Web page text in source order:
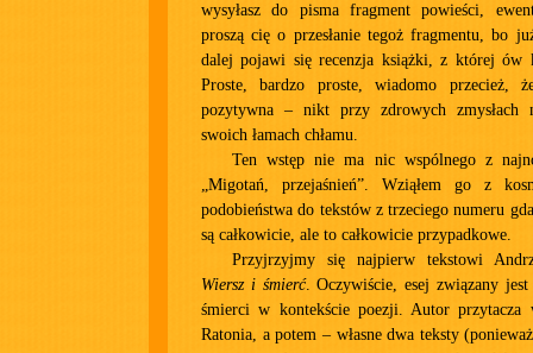
wysyłasz do pisma fragment powieści,
proszą cię o przesłanie tegoż fragmentu, bo
dalej pojawi się recenzja książki, z której ów
Proste, bardzo proste, wiadomo przecież,
pozytywna – nikt przy zdrowych zmysłach
swoich łamach chłamu.
Ten wstęp nie ma nic wspólnego z
„Migotań, przejaśnień”. Wziąłem go z
podobieństwa do tekstów z trzeciego numeru
są całkowicie, ale to całkowicie przypadkowe.
Przyjrzyjmy się najpierw tekstowi
Wiersz i śmierć. Oczywiście, esej związany jest
śmierci w kontekście poezji. Autor przytacza
Ratonia, a potem – własne dwa teksty